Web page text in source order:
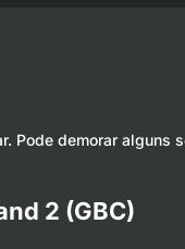
Pode demorar alguns
2 (GBC)